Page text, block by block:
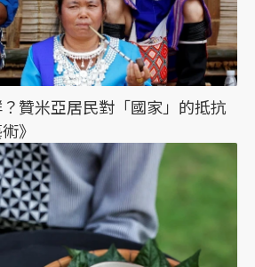
贊米亞居民對「國家」的抵抗
》